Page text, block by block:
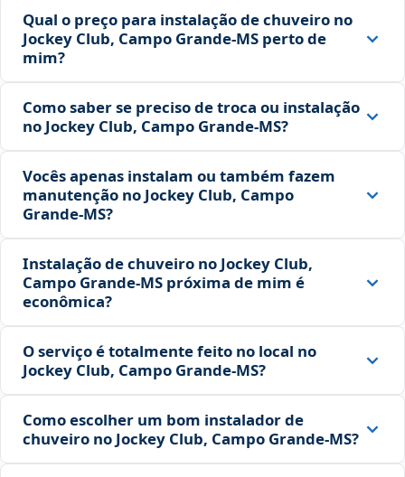
Qual o preço para instalação de chuveiro no
Jockey Club, Campo Grande‑MS perto de
mim?
Como saber se preciso de troca ou instalação
no Jockey Club, Campo Grande‑MS?
Vocês apenas instalam ou também fazem
manutenção no Jockey Club, Campo
Grande‑MS?
Instalação de chuveiro no Jockey Club,
Campo Grande‑MS próxima de mim é
econômica?
O serviço é totalmente feito no local no
Jockey Club, Campo Grande‑MS?
Como escolher um bom instalador de
chuveiro no Jockey Club, Campo Grande‑MS?